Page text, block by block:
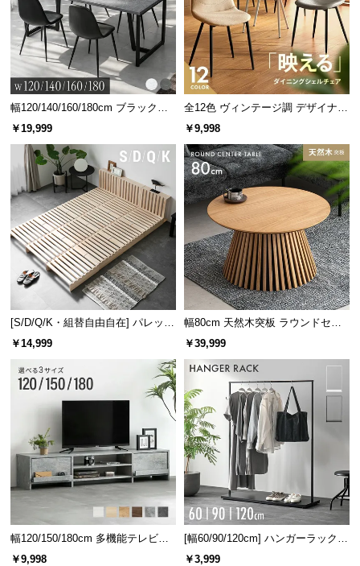
情
報
防水等級 4
いかなる方向からの水しぶきに
よっても有害な影響がない
メンテナンスも簡単
雨にぬれてもさっとふくだけ。樹脂製なので、水洗
いして傷む心配もありません。
UVカット加工
UVカット加工を施しているので、日差しの中でも長
時間品質が守られます。
幅120/140/160/180cm ブラックフ
レーム ダイニング 大理石調 4人掛
￥19,999
全12色 ヴィンテージ調 デザイナー
ズシェルチェア
￥9,998
[S/D/Q/K・組替自由自在] パレット
ベッド 8/12/16枚セット
￥14,999
幅80cm 天然木突板 ラウンドセン
ターテーブル 美しい格子デザイン
￥39,999
幅120/150/180cm 多機能テレビボ
ード 木目/石目調 オープン収納・
￥9,998
[幅60/90/120cm] ハンガーラック
スチール 4段階高さ調節 サイドフ
￥3,999